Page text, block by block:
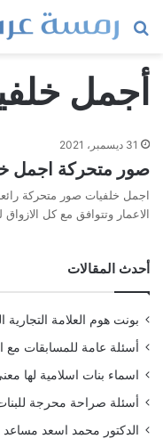
بحث
أجمل
31 ديسمبر، 2021
صور متحركة اجمل
اجمل خلفيات صور متحركة
الاعمار وتتوافق مع كل
أحدث المقالات
بونت هوم العلامة
أسئلة عامة للمسابقات مع
اسماء بنات اسلامية لها
أسئلة صراحة محرجة للبنات
الدكتور محمد اسعد